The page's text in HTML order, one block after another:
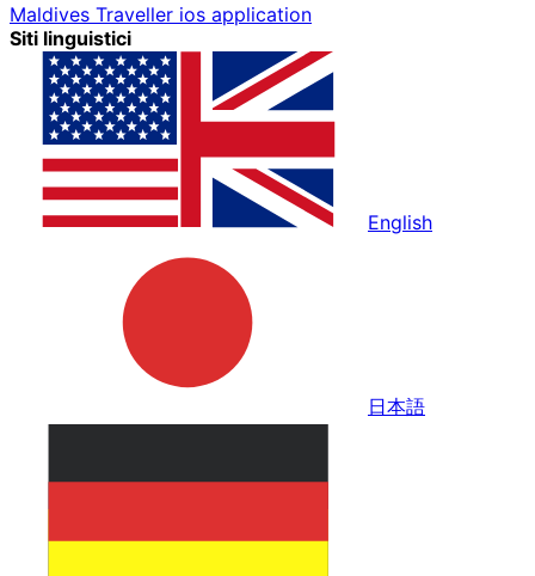
Maldives Traveller ios application
Siti linguistici
English
日本語